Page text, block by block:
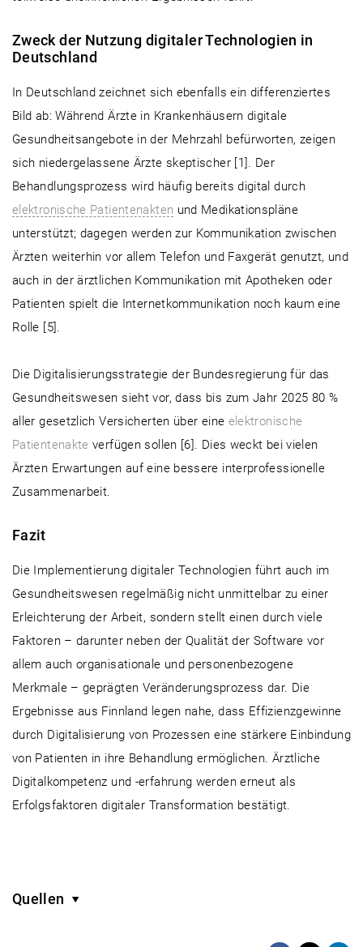
Zweck der Nutzung digitaler Technologien in
Deutschland
In Deutschland zeichnet sich ebenfalls ein differenziertes
Bild ab: Während Ärzte in Krankenhäusern digitale
Gesundheitsangebote in der Mehrzahl befürworten, zeigen
sich niedergelassene Ärzte skeptischer [1]. Der
Behandlungsprozess wird häufig bereits digital durch
elektronische Patientenakten und Medikationspläne
unterstützt; dagegen werden zur Kommunikation zwischen
Ärzten weiterhin vor allem Telefon und Faxgerät genutzt, und
auch in der ärztlichen Kommunikation mit Apotheken oder
Patienten spielt die Internetkommunikation noch kaum eine
Rolle [5].
Die Digitalisierungsstrategie der Bundesregierung für das
Gesundheitswesen sieht vor, dass bis zum Jahr 2025 80 %
aller gesetzlich Versicherten über eine elektronische
Patientenakte verfügen sollen [6]. Dies weckt bei vielen
Ärzten Erwartungen auf eine bessere interprofessionelle
Zusammenarbeit.
Fazit
Die Implementierung digitaler Technologien führt auch im
Gesundheitswesen regelmäßig nicht unmittelbar zu einer
Erleichterung der Arbeit, sondern stellt einen durch viele
Faktoren – darunter neben der Qualität der Software vor
allem auch organisationale und personenbezogene
Merkmale – geprägten Veränderungsprozess dar. Die
Ergebnisse aus Finnland legen nahe, dass Effizienzgewinne
durch Digitalisierung von Prozessen eine stärkere Einbindung
von Patienten in ihre Behandlung ermöglichen. Ärztliche
Digitalkompetenz und -erfahrung werden erneut als
Erfolgsfaktoren digitaler Transformation bestätigt.
Quellen